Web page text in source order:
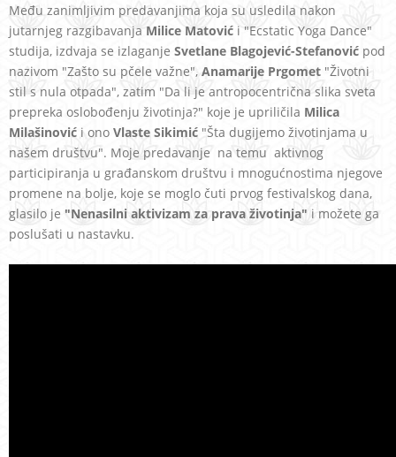
Među zanimljivim predavanjima koja su usledila nakon
jutarnjeg razgibavanja Milice Matović i "Ecstatic Yoga Dance"
studija, izdvaja se izlaganje Svetlane Blagojević-Stefanović pod
nazivom "Zašto su pčele važne", Anamarije Prgomet "Životni
stil s nula otpada", zatim "Da li je antropocentrična slika sveta
prepreka oslobođenju životinja?" koje je upriličila Milica
Milašinović i ono Vlaste Sikimić "Šta dugijemo životinjama u
našem društvu". Moje predavanje na temu aktivnog
participiranja u građanskom društvu i mnogućnostima njegove
promene na bolje, koje se moglo čuti prvog festivalskog dana,
glasilo je "Nenasilni aktivizam za prava životinja" i možete ga
poslušati u nastavku.